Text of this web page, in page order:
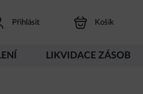
Přihlásit Košík
LIKVIDACE ZÁSOB